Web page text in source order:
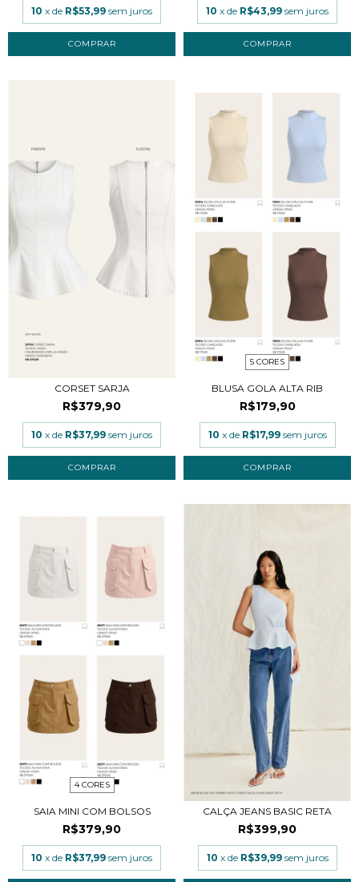
10 x de R$53,99 sem juros
COMPRAR
10 x de R$43,99 sem juros
COMPRAR
CORSET SARJA
R$379,90
10 x de R$37,99 sem juros
COMPRAR
5 CORES
BLUSA GOLA ALTA RIB
R$179,90
10 x de R$17,99 sem juros
COMPRAR
4 CORES
SAIA MINI COM BOLSOS
R$379,90
10 x de R$37,99 sem juros
CALÇA JEANS BASIC RETA
R$399,90
10 x de R$39,99 sem juros